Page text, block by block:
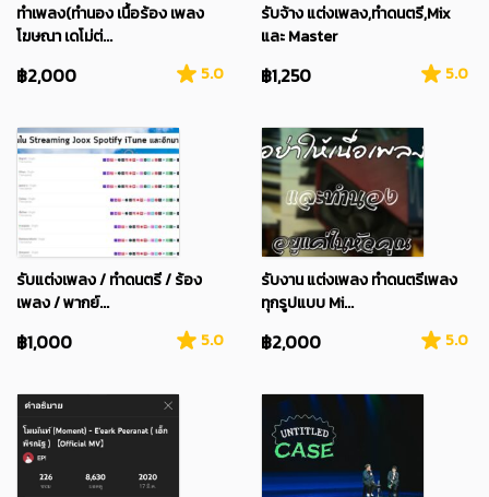
ทำเพลง(ทำนอง เนื้อร้อง เพลง
โฆษณา เดโม่ต่...
฿2,000 5.0
รับจ้าง แต่งเพลง,ทำดนตรี,Mix
และ Master
฿1,250 5.0
รับแต่งเพลง / ทำดนตรี / ร้อง
เพลง / พากย์...
฿1,000 5.0
รับงาน แต่งเพลง ทำดนตรีเพลง
ทุกรูปแบบ Mi...
฿2,000 5.0